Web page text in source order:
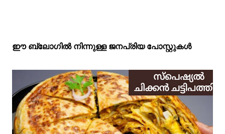
ഈ ബ്ലോഗിൽ നിന്നുള്ള ജനപ്രിയ പോസ്റ്റുകള്‍‌